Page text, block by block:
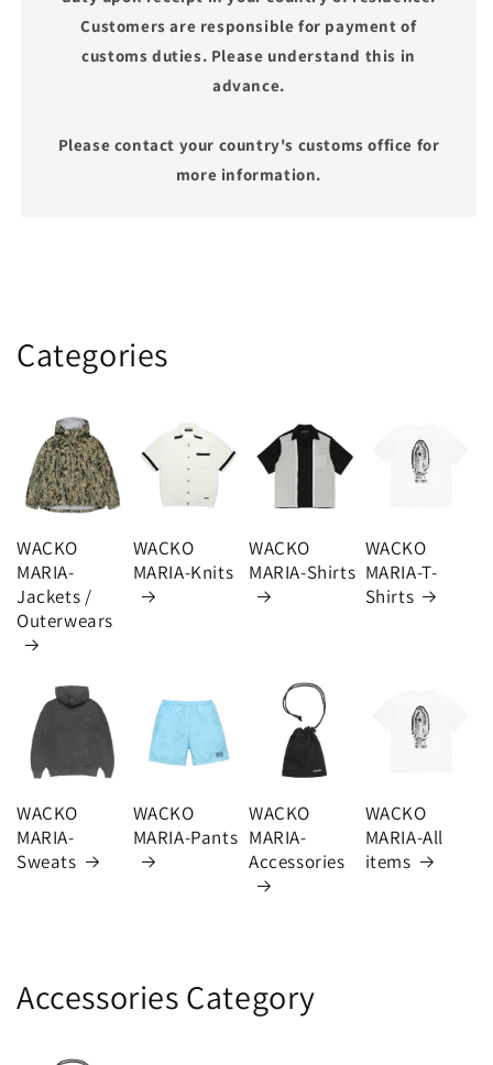
Customers are responsible for payment of
customs duties. Please understand this in
advance.
Please contact your country's customs office for
more information.
Categories
WACKO
MARIA-
Jackets /
Outerwears
WACKO
MARIA-Knits
WACKO
MARIA-Shirts
WACKO
MARIA-T-
Shirts
WACKO
MARIA-
Sweats
WACKO
MARIA-Pants
WACKO
MARIA-
Accessories
WACKO
MARIA-All
items
Accessories Category